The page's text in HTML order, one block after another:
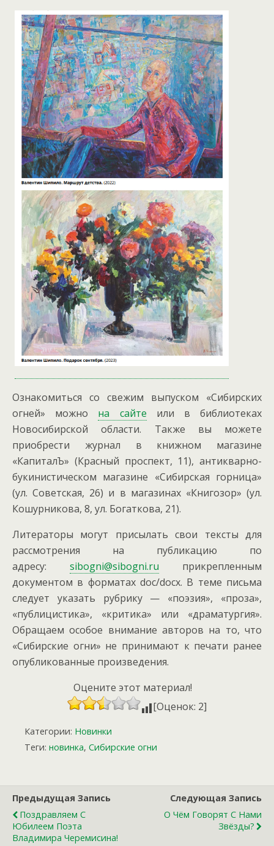
Ознакомиться со свежим выпуском «Сибирских
огней» можно на сайте или в библиотеках
Новосибирской области. Также вы можете
приобрести журнал в книжном магазине
«КапиталЪ» (Красный проспект, 11), антикварно-
букинистическом магазине «Сибирская горница»
(ул. Советская, 26) и в магазинах «Книгозор» (ул.
Кошурникова, 8, ул. Богаткова, 21).
Литераторы могут присылать свои тексты для
рассмотрения на публикацию по
адресу: sibogni@sibogni.ru прикрепленным
документом в форматах doc/docx. В теме письма
следует указать рубрику — «поэзия», «проза»,
«публицистика», «критика» или «драматургия».
Обращаем особое внимание авторов на то, что
«Сибирские огни» не принимают к печати ранее
опубликованные произведения.
Оцените этот материал!
[Оценок: 2]
Категории: Новинки
Теги: новинка, Сибирские огни
Предыдущая Запись
Поздравляем С
Юбилеем Поэта
Владимира Черемисина!
Следующая Запись
О Чём Говорят С Нами
Звёзды?